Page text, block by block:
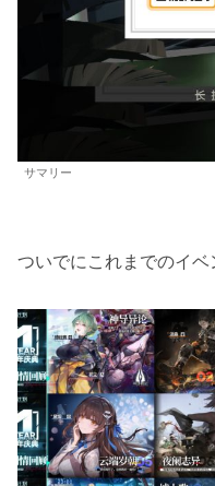
サマリー
ついでにこれまでのイベ